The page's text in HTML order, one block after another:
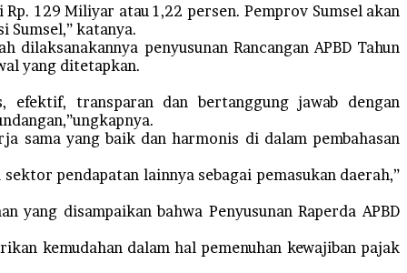
129 Miliyar atau 1,22 persen. Pemprov Sumsel akan
katanya.
penyusunan Rancangan APBD Tahun
yang ditetapkan.
efektif, transparan dan bertanggung jawab dengan
sama yang baik dan harmonis di dalam pembahasan
pendapatan lainnya sebagai pemasukan daerah,”
disampaikan bahwa Penyusunan Raperda APBD
kemudahan dalam hal pemenuhan kewajiban pajak